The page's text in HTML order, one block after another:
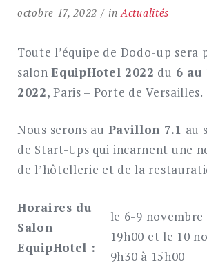
octobre 17, 2022 inActualités
Toute l’équipe de Dodo-up sera
salonEquipHotel 2022 du 6 au
2022, Paris – Porte de Versailles.
Nous serons au Pavillon 7.1 au
de Start-Ups qui incarnent une
de l’hôtellerie et de la
Horaires du
Salon
EquipHotel :
le 6-9 novembre
19h00 et le 10
9h30 à 15h00